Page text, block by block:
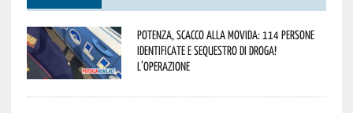
Potenza, scacco alla movida: 114 persone
identificate e sequestro di droga!
L’operazione